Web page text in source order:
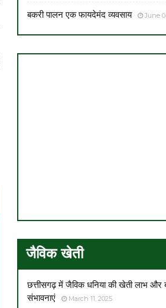
बकरी पालन एक फायदेमंद व्यवसाय June
जैविक खेती
छत्तीसगढ़ में जैविक धनिया की खेती लाभ और
संभावनाएं
March 11, 2025